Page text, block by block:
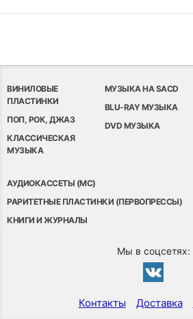
ВИНИЛОВЫЕ
ПЛАСТИНКИ
ПОП, РОК, ДЖАЗ
КЛАССИЧЕСКАЯ
МУЗЫКА
МУЗЫКА НА SACD
BLU-RAY МУЗЫКА
DVD МУЗЫКА
АУДИОКАССЕТЫ (MC)
РАРИТЕТНЫЕ ПЛАСТИНКИ (ПЕРВОПРЕССЫ)
КНИГИ И ЖУРНАЛЫ
Мы в соцсетях:
Контакты Доставка